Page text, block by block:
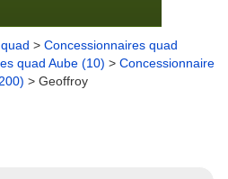
> Concessionnaires quad
quad Aube (10) > Concessionnaire
> Geoffroy